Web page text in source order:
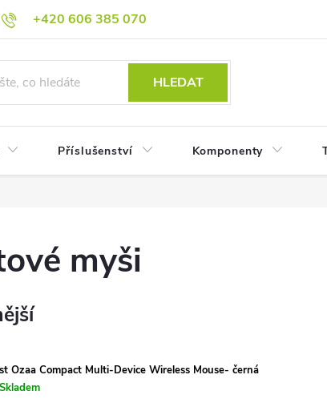
+420 606 385 070
podmínky Reklamace
HLEDAT
Příslušenství Komponenty
myši
Ozaa Compact Multi-Device Wireless Mouse- černá
Skladem